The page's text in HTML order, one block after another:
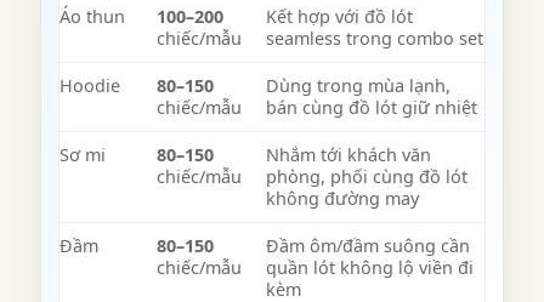
Áo thun
100–200
chiếc/mẫu
Kết hợp với đồ lót
seamless trong combo set
Hoodie
80–150
chiếc/mẫu
Dùng trong mùa lạnh,
bán cùng đồ lót giữ nhiệt
Sơ mi
80–150
chiếc/mẫu
Nhắm tới khách văn
phòng, phối cùng đồ lót
không đường may
Đầm
80–150
chiếc/mẫu
Đầm ôm/đầm suông cần
quần lót không lộ viền đi
kèm